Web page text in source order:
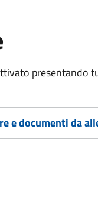
presentando
e documenti da